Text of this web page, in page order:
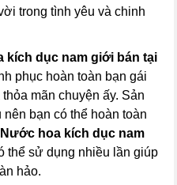
trong tình yêu và chinh
kích dục nam giới bán tại
phục hoàn toàn bạn gái
mãn chuyện ấy. Sản
bạn có thể hoàn toàn
Nước hoa kích dục nam
thể sử dụng nhiều lần giúp
hảo.